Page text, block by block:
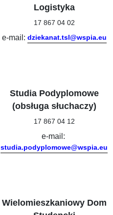
Logistyka
17 867 04 02
e-mail: dziekanat.tsl@wspia.eu
Studia Podyplomowe
(obsługa słuchaczy)
17 867 04 12
e-mail:
studia.podyplomowe@wspia.eu
Wielomieszkaniowy Dom